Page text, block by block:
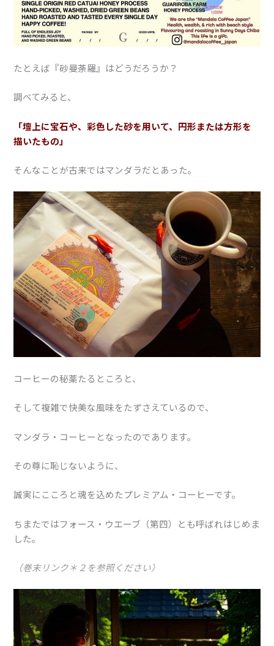
たとえば『砂曼荼羅』はどうだろうか？
調べてみると、
「壇上に宝石や、彩色した砂を用いて、円形または方形を
描いたもの」
そんなことが古来ではマンダラだとあった。
コーヒーの秘薬たるところと、
そして複雑で快美な風味をたずさえているので、
マンダラ・コーヒーとなったのであります。
その尊に恥じないように、
誠実にこころと魂を込めたプレミアム・コーヒーです。
ちまたではフォース・ウエーブ（第四）とも呼ばれはじめま
した。
（巻末リンク＊２を参照ください）